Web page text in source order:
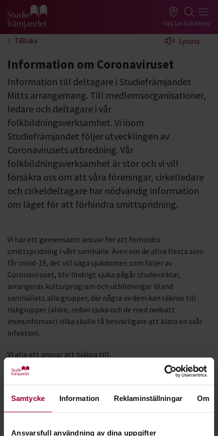
Samtycke Information Reklaminställningar Om
Ansvarsfull användning av dina uppgifter
Gå till studiefrämjandets startsida Välj länSökMeny
Tillbaka Lyssna
Information om Coronaviruset
Information till deltagare i Studiefrämjandet
Mitts arrangemang. Till medlemsorganisationer,
ledare och deltagare i vår
folkbildningsverksamhet. Vi inom
Studiefrämjandet följer utvecklingen av
Coronavirusets utbredning. Vår
folkbildningsverksamhet är stor och vi vill
försäkra oss om att våra föreningar, cirkelledare
och cirkeldeltagare har nödvändig information
om läget för att förhindra smittspridning.
Vi har ett gemensamt ansvar för att förhindra
smittspridning i vårt samhälle. Även om de allra flesta som
får covid-19, det vill säga sjukdomen som följer av
Coronaviruset, blir lindrigt sjuka pågår studiecirklar,
arrangeras kulturprogram och utbildningar bland
samhällets alla grupper, där några av dem kan räknas till
riskgrupper (äldre, redan sjuka och de med nedsatt
immunförsvar) vilka skulle få besvärligare att klara en svår
infektion.
Vi alla ett ansvar att hjälpa till.
Vi uppmanar dig som cirkelledare eller deltagare att
ställa dig tre frågor innan du deltar i vår verksamhet:
Har du befunnit dig i ett riskområde?